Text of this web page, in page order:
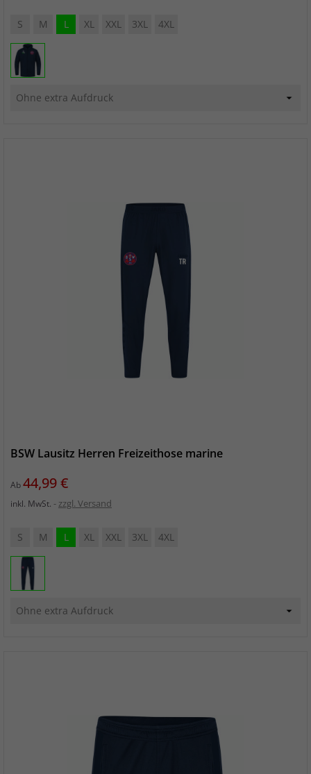
S M L XL XXL 3XL 4XL
BSW Lausitz Herren Freizeithose marine
AbPreis
44,99 €
inkl. MwSt. zzgl. Versand
S M L XL XXL 3XL 4XL